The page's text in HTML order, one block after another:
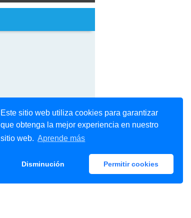
Este sitio web utiliza cookies para garantizar
que obtenga la mejor experiencia en nuestro
sitio web. Aprende más
Disminución Permitir cookies